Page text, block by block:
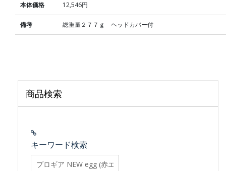
本体価格 12,546円
備考 総重量２７７ｇ ヘッドカバー付
商品検索
キーワード検索
searchfilter_pro